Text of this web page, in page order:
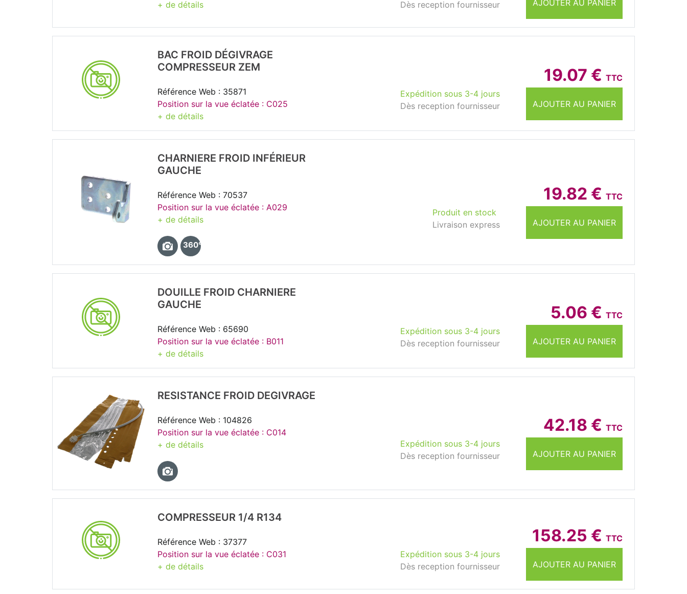
AJOUTER AU PANIER
Dès reception fournisseur
+ de détails
19.07 € TTC
AJOUTER AU PANIER
Expédition sous 3-4 jours
Dès reception fournisseur
BAC FROID DÉGIVRAGE
COMPRESSEUR ZEM
Référence Web : 35871
Position sur la vue éclatée : C025
+ de détails
19.82 € TTC
AJOUTER AU PANIER
Produit en stock
Livraison express
CHARNIERE FROID INFÉRIEUR
GAUCHE
Référence Web : 70537
Position sur la vue éclatée : A029
+ de détails
360°
5.06 € TTC
AJOUTER AU PANIER
Expédition sous 3-4 jours
Dès reception fournisseur
DOUILLE FROID CHARNIERE
GAUCHE
Référence Web : 65690
Position sur la vue éclatée : B011
+ de détails
42.18 € TTC
AJOUTER AU PANIER
Expédition sous 3-4 jours
Dès reception fournisseur
RESISTANCE FROID DEGIVRAGE
Référence Web : 104826
Position sur la vue éclatée : C014
+ de détails
158.25 € TTC
AJOUTER AU PANIER
Expédition sous 3-4 jours
Dès reception fournisseur
COMPRESSEUR 1/4 R134
Référence Web : 37377
Position sur la vue éclatée : C031
+ de détails